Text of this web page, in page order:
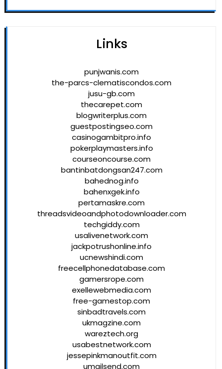
Links
punjwanis.com
the-parcs-clematiscondos.com
jusu-gb.com
thecarepet.com
blogwriterplus.com
guestpostingseo.com
casinogambitpro.info
pokerplaymasters.info
courseoncourse.com
bantinbatdongsan247.com
bahednog.info
bahenxgek.info
pertamaskre.com
threadsvideoandphotodownloader.com
techgiddy.com
usalivenetwork.com
jackpotrushonline.info
ucnewshindi.com
freecellphonedatabase.com
gamersrope.com
exellewebmedia.com
free-gamestop.com
sinbadtravels.com
ukmagzine.com
wareztech.org
usabestnetwork.com
jessepinkmanoutfit.com
umailsend.com